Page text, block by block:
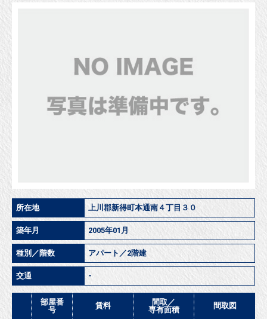
所在地 上川郡新得町本通南４丁目３０
築年月 2005年01月
種別／階数 アパート／2階建
交通 -
部屋番
号
賃料
間取／
専有面積
間取図